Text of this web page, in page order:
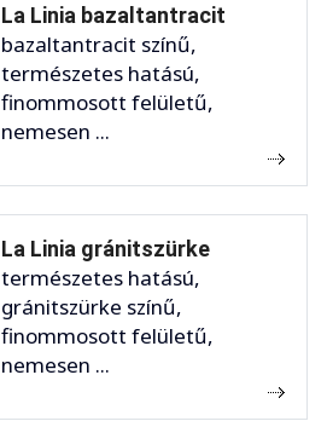
La Linia bazaltantracit
bazaltantracit színű,
természetes hatású,
finommosott felületű,
nemesen ...
La Linia gránitszürke
természetes hatású,
gránitszürke színű,
finommosott felületű,
nemesen ...